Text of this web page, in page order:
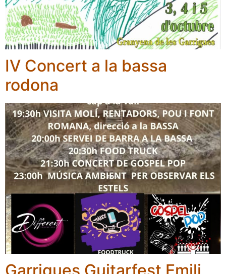
IV Concert a la bassa
rodona
Garrigues Guitarfest Emili